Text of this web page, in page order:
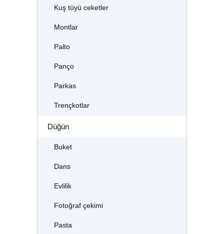
Kuş tüyü ceketler
Montlar
Palto
Panço
Parkas
Trençkotlar
Düğün
Buket
Dans
Evlilik
Fotoğraf çekimi
Pasta